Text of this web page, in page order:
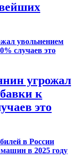
угрожал
к
это